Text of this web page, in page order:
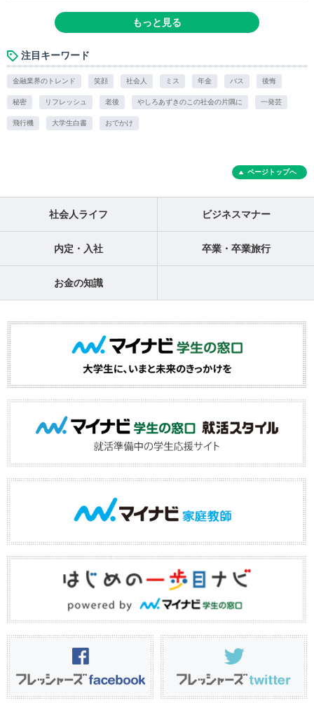
もっと見る
注目キーワード
金融業界のトレンド 笑顔 社会人 ミス 年金 バス 後悔
秘密 リフレッシュ 老後 やしろあずきのこの社会の片隅に 一発芸
飛行機 大学生白書 おでかけ
ページトップへ
社会人ライフ ビジネスマナー
内定・入社 卒業・卒業旅行
お金の知識